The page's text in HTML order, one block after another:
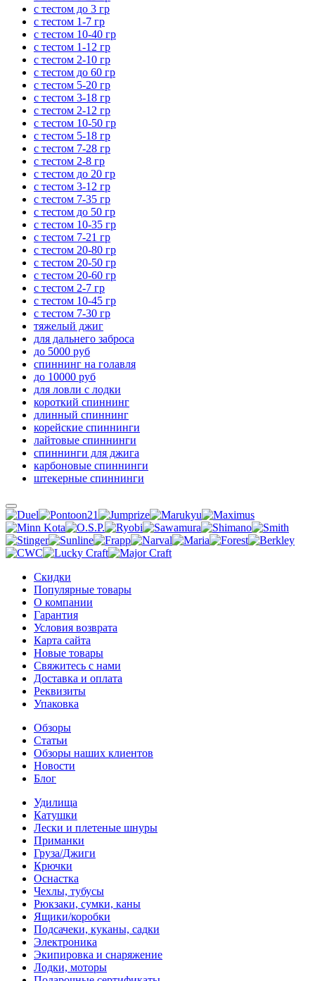
с тестом до 3 гр
с тестом 1-7 гр
с тестом 10-40 гр
с тестом 1-12 гр
с тестом 2-10 гр
с тестом до 60 гр
с тестом 5-20 гр
с тестом 3-18 гр
с тестом 2-12 гр
с тестом 10-50 гр
с тестом 5-18 гр
с тестом 7-28 гр
с тестом 2-8 гр
с тестом до 20 гр
с тестом 3-12 гр
с тестом 7-35 гр
с тестом до 50 гр
с тестом 10-35 гр
с тестом 7-21 гр
с тестом 20-80 гр
с тестом 20-50 гр
с тестом 20-60 гр
с тестом 2-7 гр
с тестом 10-45 гр
с тестом 7-30 гр
тяжелый джиг
для дальнего заброса
до 5000 руб
спиннинг на голавля
до 10000 руб
для ловли с лодки
короткий спиннинг
длинный спиннинг
корейские спиннинги
лайтовые спиннинги
спиннинги для джига
карбоновые спиннинги
штекерные спиннинги
Скидки
Популярные товары
О компании
Гарантия
Условия возврата
Карта сайта
Новые товары
Свяжитесь с нами
Доставка и оплата
Реквизиты
Упаковка
Обзоры
Статьи
Обзоры наших клиентов
Новости
Блог
Удилища
Катушки
Лески и плетеные шнуры
Приманки
Груза/Джиги
Крючки
Оснастка
Чехлы, тубусы
Рюкзаки, сумки, каны
Ящики/коробки
Подсачеки, куканы, садки
Электроника
Экипировка и снаряжение
Лодки, моторы